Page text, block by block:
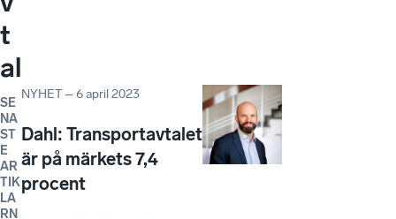
t
al
SE
NA
ST
E
AR
TIK
LA
RN
NYHET –6 april 2023
Dahl: Transportavtalet
är på märkets 7,4
procent